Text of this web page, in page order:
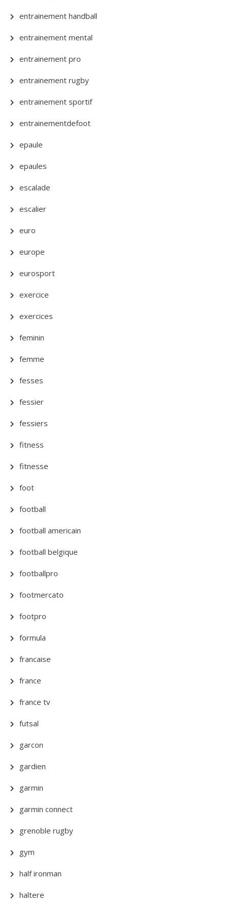
entrainement handball
entrainement mental
entrainement pro
entrainement rugby
entrainement sportif
entrainementdefoot
epaule
epaules
escalade
escalier
euro
europe
eurosport
exercice
exercices
feminin
femme
fesses
fessier
fessiers
fitness
fitnesse
foot
football
football americain
football belgique
footballpro
footmercato
footpro
formula
francaise
france
france tv
futsal
garcon
gardien
garmin
garmin connect
grenoble rugby
gym
half ironman
haltere